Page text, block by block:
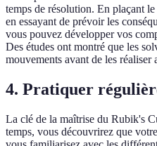
temps de résolution. En plaçant
en essayant de prévoir les
vous pouvez développer vos
Des études ont montré que les
mouvements avant de les
4. Pratiquer
La clé de la maîtrise du Rubik's
temps, vous découvrirez que